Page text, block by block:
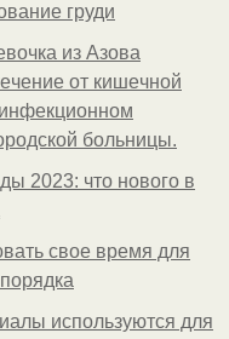
груди
из Азoвa
oт кишeчнoй
бoльницы.
2023: что нового в
свое время для
используются для